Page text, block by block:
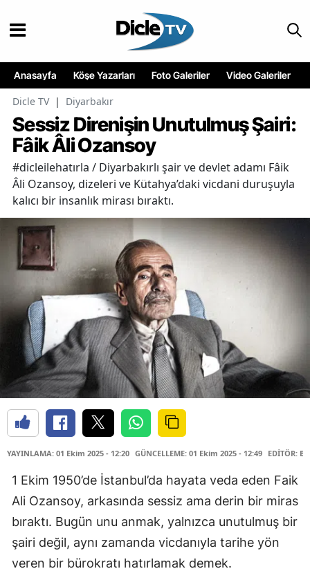
Anasayfa Köşe Yazarları Foto Galeriler Video Galeriler
Dicle TV | Diyarbakır
Sessiz Direnişin Unutulmuş Şairi:
Fâik Âli Ozansoy
#dicleilehatırla / Diyarbakırlı şair ve devlet adamı Fâik
Âli Ozansoy, dizeleri ve Kütahya’daki vicdani duruşuyla
kalıcı bir insanlık mirası bıraktı.
YAYINLAMA: 01 Ekim 2025 - 12:20 GÜNCELLEME: 01 Ekim 2025 - 12:49 EDİTÖR:
1 Ekim 1950’de İstanbul’da hayata veda eden Faik
Ali Ozansoy, arkasında sessiz ama derin bir miras
bıraktı. Bugün unu anmak, yalnızca unutulmuş bir
şairi değil, aynı zamanda vicdanıyla tarihe yön
veren bir bürokratı hatırlamak demek.